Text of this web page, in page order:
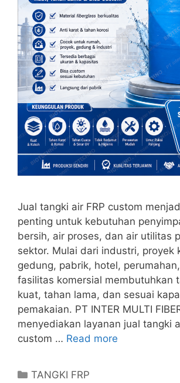
Jual tangki air FRP custom
penting untuk kebutuhan
bersih, air proses, dan air utilitas
sektor. Mulai dari industri, proyek
gedung, pabrik, hotel,
fasilitas komersial membutuhkan
kuat, tahan lama, dan sesuai
pemakaian. PT INTER MULTI
menyediakan layanan jual tangki
custom … Read more
Categories
TANGKI FRP